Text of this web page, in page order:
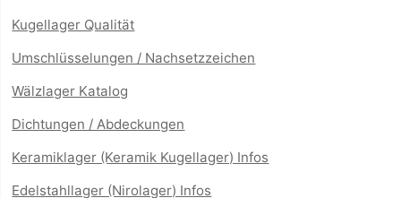
Kugellager Qualität
Umschlüsselungen / Nachsetzzeichen
Wälzlager Katalog
Dichtungen / Abdeckungen
Keramiklager (Keramik Kugellager) Infos
Edelstahllager (Nirolager) Infos